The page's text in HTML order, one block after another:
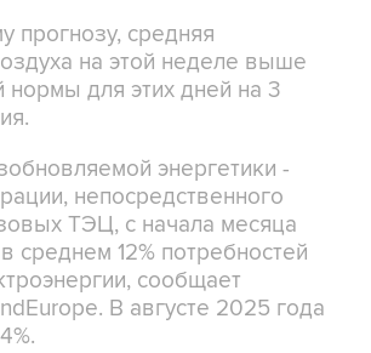
прогнозу, средняя
на этой неделе выше
нормы для этих дней на 3
энергетики -
непосредственного
ТЭЦ, с начала месяца
среднем 12% потребностей
сообщает
В августе 2025 года